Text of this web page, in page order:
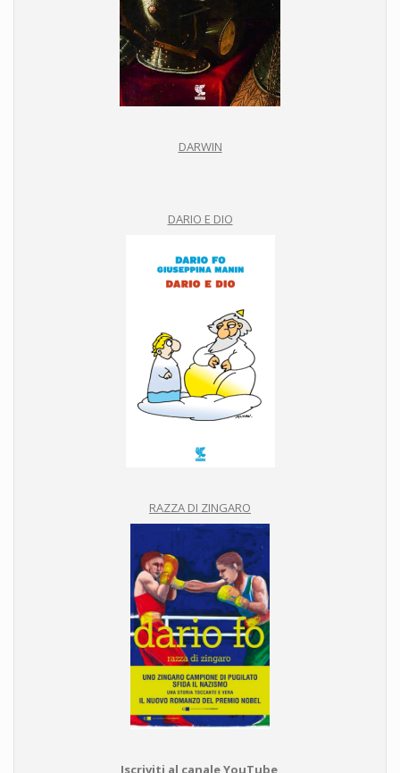
DARWIN
DARIO E DIO
RAZZA DI ZINGARO
Iscriviti al canale YouTube